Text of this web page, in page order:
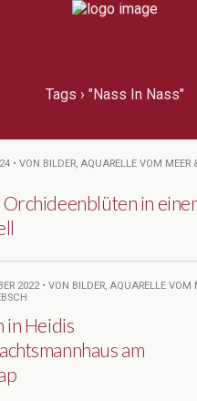
Tags › "Nass In Nass"
• VON BILDER, AQUARELLE VOM MEER
in
2022 • VON BILDER, AQUARELLE VOM
in Heidis
am